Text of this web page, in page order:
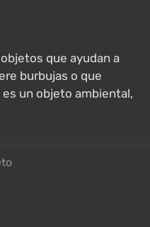
que ayudan a
burbujas o que
un objeto ambiental,